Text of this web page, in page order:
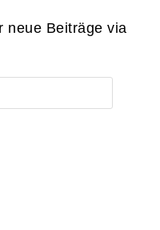
neue Beiträge via